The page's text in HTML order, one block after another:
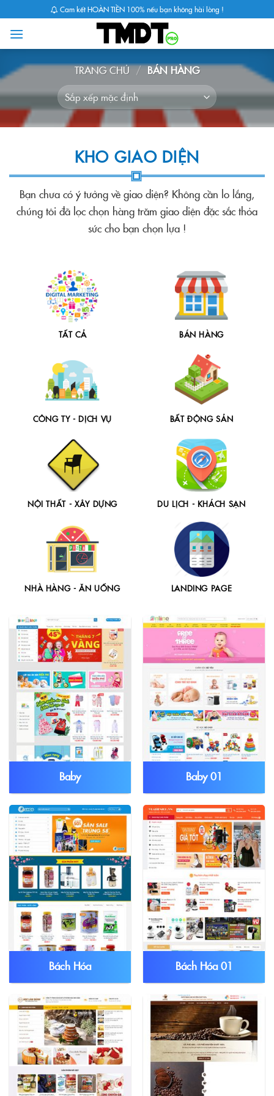
content
Cam kết HOÀN TIỀN 100% nếu bạn không hài lòng !
TRANG CHỦ / BÁN HÀNG
KHO GIAO DIỆN
Bạn chưa có ý tưởng về giao diện? Không cần lo lắng,
chúng tôi đã lọc chọn hàng trăm giao diện đặc sắc thỏa
sức cho bạn chọn lựa !
TẤT CẢ BÁN HÀNG
CÔNG TY - DỊCH VỤ BẤT ĐỘNG SẢN
NỘI THẤT - XÂY DỰNG DU LỊCH - KHÁCH SẠN
NHÀ HÀNG - ĂN UỐNG LANDING PAGE
Baby Baby 01
Bách Hóa Bách Hóa 01